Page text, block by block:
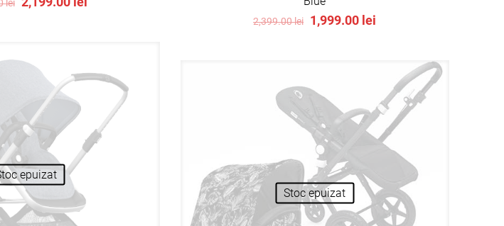
lei
2,399.00lei Original
1,999.00 lei
1,999.00 lei.
epuizat
Stoc epuizat